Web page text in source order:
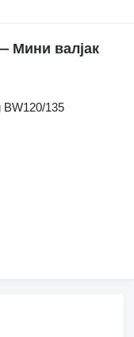
Мини валјак
135